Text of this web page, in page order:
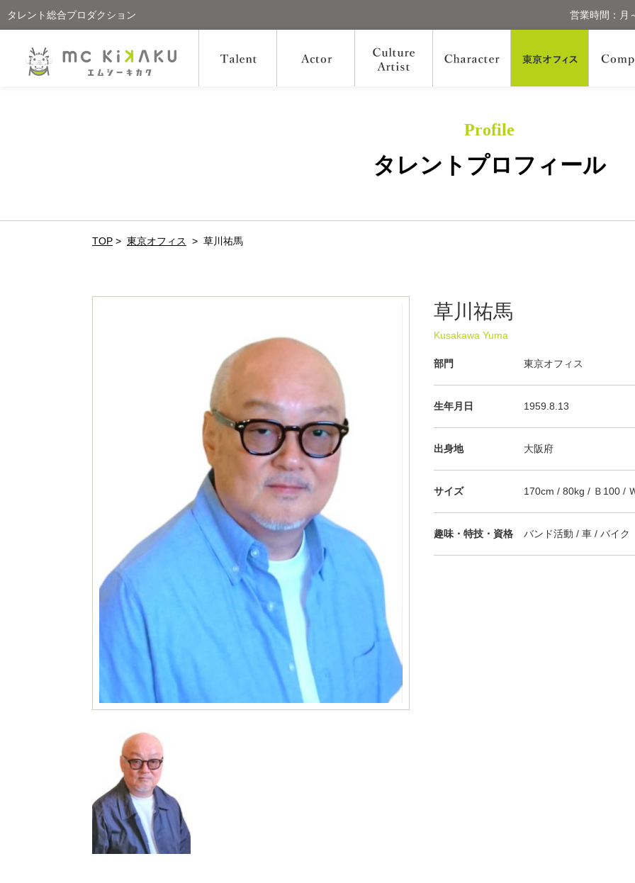
タレント総合プロダクション 営業時間：
Profile
タレントプロフィール
TOP > 東京オフィス > 草川祐馬
草川祐馬
Kusakawa Yuma
部門 東京オフィス
生年月日 1959.8.13
出身地 大阪府
サイズ 170cm / 80kg / Ｂ100 /
趣味・特技・資格 バンド活動 / 車 / バイク